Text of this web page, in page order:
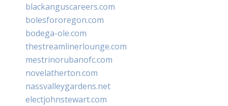
blackanguscareers.com
bolesfororegon.com
bodega-ole.com
thestreamlinerlounge.com
mestrinorubanofc.com
novelatherton.com
nassvalleygardens.net
electjohnstewart.com